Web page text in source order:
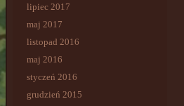
lipiec 2017
maj 2017
listopad 2016
maj 2016
styczeń 2016
grudzień 2015